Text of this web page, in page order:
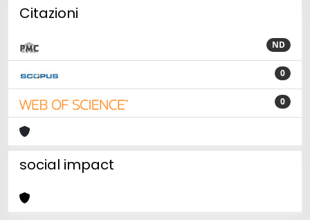
Citazioni
ND
0
0
social impact